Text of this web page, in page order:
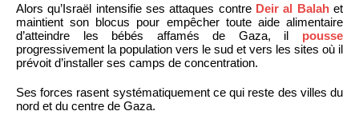
Alors qu’Israël intensifie ses attaques contre Deir al Balahet
maintient son blocus pour empêcher toute aide alimentaire
d’atteindre les bébés affamés de Gaza, il pousse
progressivement la population vers le sud et vers les sites où il
prévoit d’installer ses camps de concentration.
Ses forces rasent systématiquement ce qui reste des villes du
nord et du centre de Gaza.